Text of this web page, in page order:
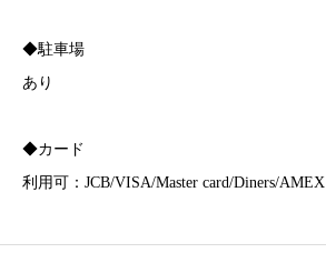
◆駐車場
あり
◆カード
利用可：JCB/VISA/Master card/Diners/AMEX